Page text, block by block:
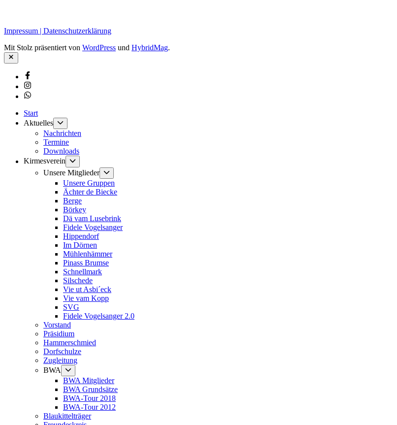
Impressum | Datenschutzerklärung
Mit Stolz präsentiert von WordPress und HybridMag.
Schließen
Facebook
Instagram
Whatsapp
Start
Aktuelles
anzeigen
Nachrichten
Termine
Downloads
Kirmesverein
Untermenü
anzeigen
Unsere Mitglieder
anzeigen
Unsere Gruppen
Ächter de Biecke
Berge
Börkey
Dä vam Lusebrink
Fidele Vogelsanger
Hippendorf
Im Dörnen
Mühlenhämmer
Pinass Brumse
Schnellmark
Silschede
Vie ut Asbi´eck
Vie vam Kopp
SVG
Fidele Vogelsanger 2.0
Vorstand
Präsidium
Hammerschmied
Dorfschulze
Zugleitung
BWA
anzeigen
BWA Mitglieder
BWA Grundsätze
BWA-Tour 2018
BWA-Tour 2012
Blaukittelträger